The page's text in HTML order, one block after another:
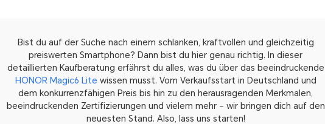
Bist du auf der Suche nach einem schlanken, kraftvollen und gleichzeitig
preiswerten Smartphone? Dann bist du hier genau richtig. In dieser
detaillierten Kaufberatung erfährst du alles, was du über das beeindruckende
HONOR Magic6 Lite wissen musst. Vom Verkaufsstart in Deutschland und
dem konkurrenzfähigen Preis bis hin zu den herausragenden Merkmalen,
beeindruckenden Zertifizierungen und vielem mehr – wir bringen dich auf den
neuesten Stand. Also, lass uns starten!